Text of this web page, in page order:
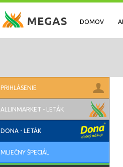
DOMOV
PRIHLÁSENIE
ALLINMARKET - LETÁK
DONA - LETÁK
MLIEČNY ŠPECIÁL